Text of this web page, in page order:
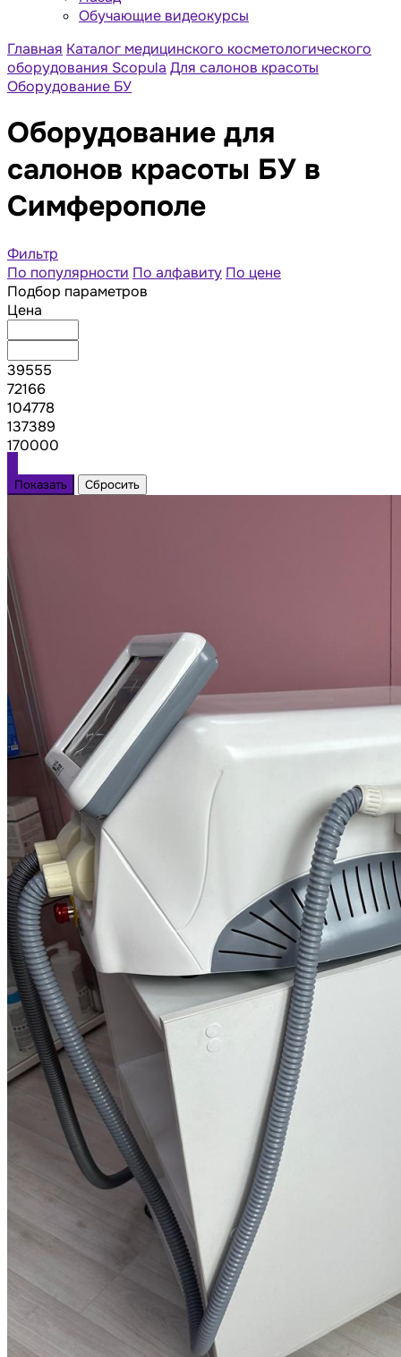
Обучающие видеокурсы
Главная Каталог медицинского косметологического
оборудования Scopula Для салонов красоты
Оборудование БУ
Оборудование для
салонов красоты БУ в
Симферополе
Фильтр
По популярности По алфавиту По цене
Подбор параметров
Цена
39555
72166
104778
137389
170000